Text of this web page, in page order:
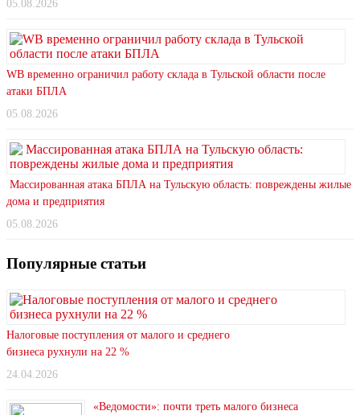
05.08.2026
WB временно ограничил работу склада в Тульской области после
атаки БПЛА
05.08.2026
Массированная атака БПЛА на Тульскую область: повреждены жилые
дома и предприятия
05.08.2026
Популярные статьи
Налоговые поступления от малого и среднего
бизнеса рухнули на 22 %
24.04.2026
«Ведомости»: почти треть малого бизнеса